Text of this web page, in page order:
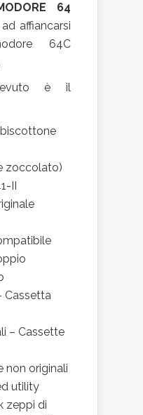
64
affiancarsi
64C
è il
zoccolato)
II
Cassetta
– Cassette
non originali
utility
zeppi di